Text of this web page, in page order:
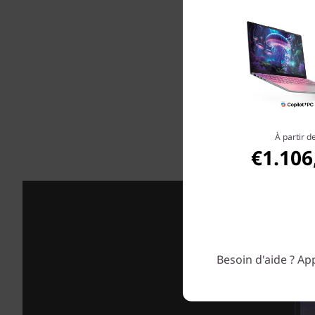
cartes
À partir
Besoin d'aide ?